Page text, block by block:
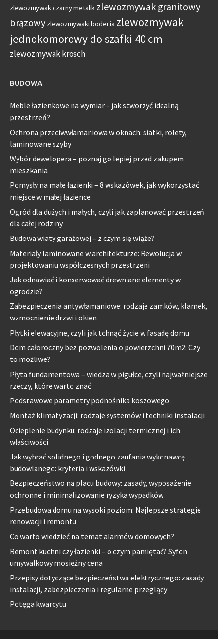
zlewozmywak czarny metalik zlewozmywak granitowy
brązowy zlewozmywaki bodenia zlewozmywak
jednokomorowy do szafki 40 cm
zlewozmywak krosch
BUDOWA
Meble łazienkowe na wymiar – jak stworzyć idealną
przestrzeń?
Ochrona przeciwwłamaniowa w oknach: siatki, rolety,
laminowane szyby
Wybór dewelopera – poznaj go lepiej przed zakupem
mieszkania
Pomysły na małe łazienki – 8 wskazówek, jak wykorzystać
miejsce w małej łazience.
Ogród dla dużych i małych, czyli jak zaplanować przestrzeń
dla całej rodziny
Budowa wiaty garażowej – z czym się wiąże?
Materiały laminowane w architekturze: Rewolucja w
projektowaniu współczesnych przestrzeni
Jak odnawiać i konserwować drewniane elementy w
ogrodzie?
Zabezpieczenia antywłamaniowe: rodzaje zamków, klamek,
wzmocnienie drzwi i okien
Płytki elewacyjne, czyli jak tchnąć życie w fasadę domu
Dom całoroczny bez pozwolenia o powierzchni 70m2: Czy
to możliwe?
Płyta fundamentowa – wiedza w pigułce, czyli najważniejsze
rzeczy, które warto znać
Podstawowe parametry podnośnika koszowego
Montaż klimatyzacji: rodzaje systemów i techniki instalacji
Ocieplenie budynku: rodzaje izolacji termicznej i ich
właściwości
Jak wybrać solidnego i godnego zaufania wykonawcę
budowlanego: kryteria i wskazówki
Bezpieczeństwo na placu budowy: zasady, wyposażenie
ochronne i minimalizowanie ryzyka wypadków
Przebudowa domu na wysoki poziom: Najlepsze strategie
renowacji i remontu
Co warto wiedzieć na temat alarmów domowych?
Remont kuchni czy łazienki – o czym pamiętać? Syfon
umywalkowy mosiężny cena
Przepisy dotyczące bezpieczeństwa elektrycznego: zasady
instalacji, zabezpieczenia i regularne przeglądy
Potęga kwarcytu